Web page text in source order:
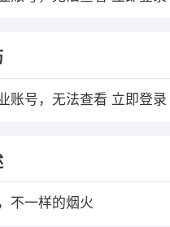
账号，无法查看 立即登录
不一样的烟火